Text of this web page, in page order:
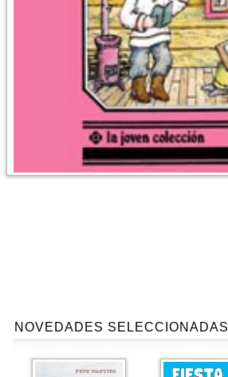
NOVEDADES SELECCIONADAS